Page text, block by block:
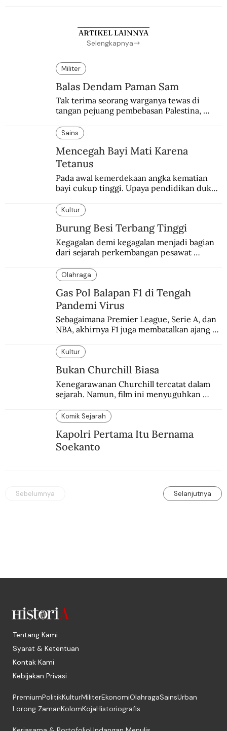
ARTIKEL LAINNYA
Selengkapnya
Militer
Balas Dendam Paman Sam
Tak terima seorang warganya tewas di
tangan pejuang pembebasan Palestina,
pembalasan.
Sains
Mencegah Bayi Mati Karena
Tetanus
Pada awal kemerdekaan angka kematian
bayi cukup tinggi. Upaya pendidikan dukun
Kultur
Burung Besi Terbang Tinggi
Kegagalan demi kegagalan menjadi bagian
dari sejarah perkembangan pesawat
Olahraga
Gas Pol Balapan F1 di Tengah
Pandemi Virus
Sebagaimana Premier League, Serie A, dan
NBA, akhirnya F1 juga membatalkan ajang
enam dekade lampau.
Kultur
Bukan Churchill Biasa
Kenegarawanan Churchill tercatat dalam
sejarah. Namun, film ini menyuguhkan
Komik Sejarah
Kapolri Pertama Itu Bernama
Soekanto
Sebelumnya Selanjutnya
Tentang Kami
Syarat & Ketentuan
Kontak Kami
Kebijakan Privasi
PremiumPolitikKulturMiliterEkonomiOlahragaSainsUrban
Lorong ZamanKolomKojaHistoriografis